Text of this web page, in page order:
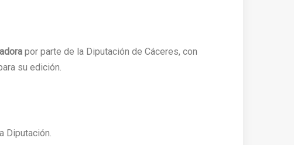
por parte de la Diputación de Cáceres, con
su edición.
Diputación.